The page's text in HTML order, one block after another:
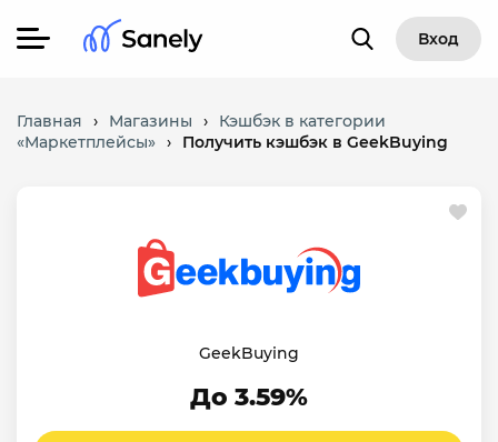
Вход
Главная › Магазины ›
Кэшбэк в категории
«Маркетплейсы» › Получить кэшбэк в GeekBuying
GeekBuying
До 3.59%